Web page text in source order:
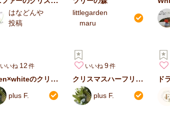
はなどんや
投稿
littlegarden
maru
いいね 12
green×whiteのクリスマスリース
plus F.
いいね 9
クリスマスハーフリース
plus F.